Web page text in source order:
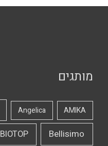
מותגים
AMIKA
Angelica
Bellisimo
BIOTOP